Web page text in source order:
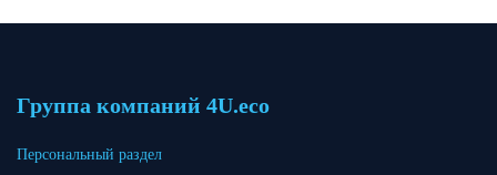
Группа компаний 4U.eco
Персональный раздел